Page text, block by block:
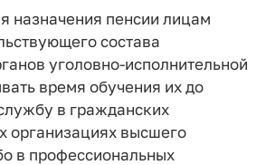
назначения пенсии лицам
состава
уголовно-исполнительной
время обучения их до
в гражданских
организациях высшего
в профессиональных